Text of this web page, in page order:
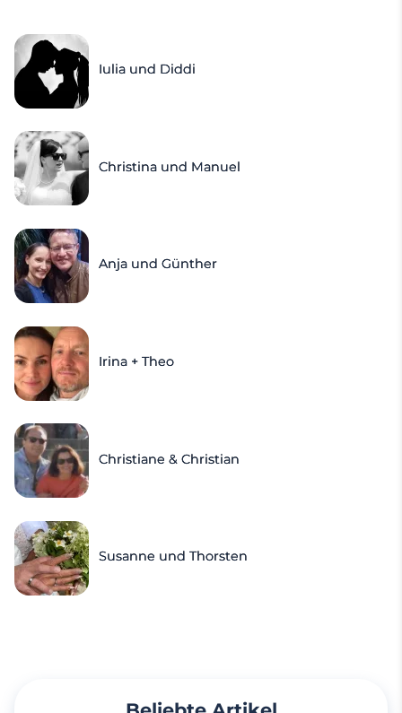
Iulia und Diddi
Christina und Manuel
Anja und Günther
Irina + Theo
Christiane & Christian
Susanne und Thorsten